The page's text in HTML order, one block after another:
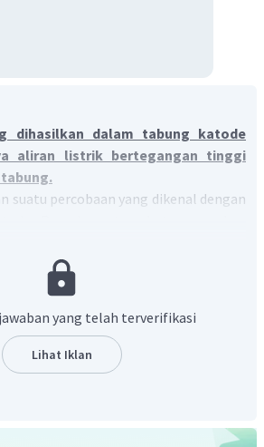
dihasilkan dalam tabung katode
aliran listrik bertegangan tinggi
suatu percobaan yang dikenal dengan
ini, dua pelat logam ditempatkan pada
yang divakumkan yang kemudian
(anoda) membawa muatan positif
lain (katoda) membawa muatan
listrik bertegangan tinggi dialirkan
bermuatan negatif karena tertarik
yang telah terverifikasi
Lihat Iklan